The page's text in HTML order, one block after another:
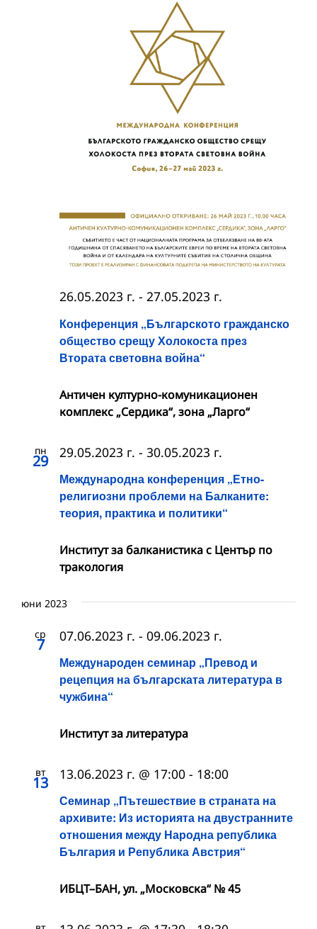
Конференция „Българското гражданско
общество срещу Холокоста през
Втората световна война“
26.05.2023 г. - 27.05.2023 г.
Античен културно-комуникационен
комплекс „Сердика“, зона „Ларго“
пн
29
Международна конференция „Етно-
религиозни проблеми на Балканите:
теория, практика и политики“
29.05.2023 г. - 30.05.2023 г.
Институт за балканистика с Център по
тракология
юни 2023
ср
7
Международен семинар „Превод и
рецепция на българската литература в
чужбина“
07.06.2023 г. - 09.06.2023 г.
Институт за литература
вт
13
Семинар „Пътешествие в страната на
архивите: Из историята на двустранните
отношения между Народна република
България и Република Австрия“
13.06.2023 г. @ 17:00 - 18:00
ИБЦТ–БАН, ул. „Московска“ № 45